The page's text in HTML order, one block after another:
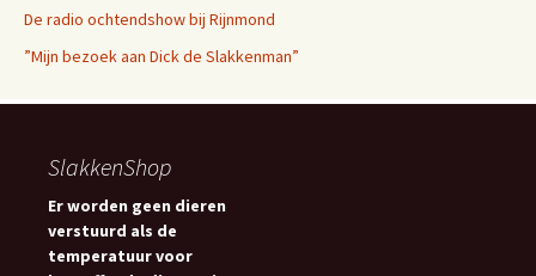
De radio ochtendshow bij Rijnmond
”Mijn bezoek aan Dick de Slakkenman”
SlakkenShop
Er worden geen dieren
verstuurd als de
temperatuur voor